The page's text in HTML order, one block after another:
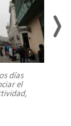
días
el